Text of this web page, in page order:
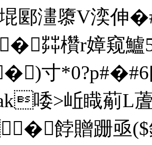
郾澅隳V湙伸
茻欑r嫜窥鱸
寸
唩>岴睵 葪L
餑贈跚亟($